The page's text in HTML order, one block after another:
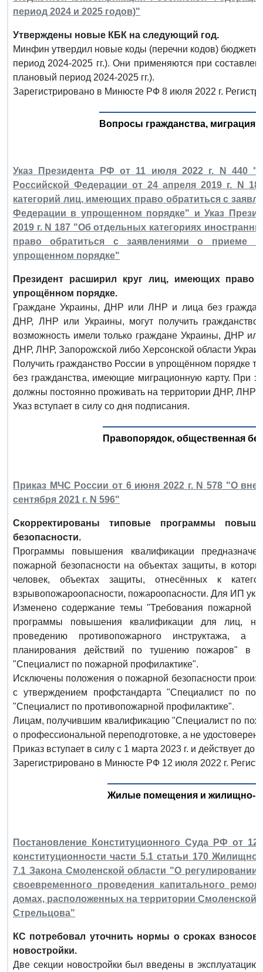
период 2024 и 2025 годов)"
Утверждены новые КБК на следующий год.
Минфин утвердил новые коды (перечни кодов)
период 2024-2025 гг.). Они применяются при
плановый период 2024-2025 гг.).
Зарегистрировано в Минюсте РФ 8 июля 2022 г.
Вопросы гражданства,
Указ Президента РФ от 11 июля 2022 г. N 440
Российской Федерации от 24 апреля 2019 г. N
категорий лиц, имеющих право обратиться с
Федерации в упрощенном порядке" и Указ
2019 г. N 187 "Об отдельных категориях
право обратиться с заявлениями о приеме
упрощенном порядке"
Президент расширил круг лиц, имеющих право
упрощённом порядке.
Граждане Украины, ДНР или ЛНР и лица без
ДНР, ЛНР или Украины, могут получить
возможность имели только граждане Украины, ДНР
ДНР, ЛНР, Запорожской либо Херсонской области
Получить гражданство России в упрощённом порядке
без гражданства, имеющие миграционную карту. При
должны постоянно проживать на территории ДНР, ЛНР
Указ вступает в силу со дня подписания.
Правопорядок, общественная
Приказ МЧС России от 6 июня 2022 г. N 578 "О
сентября 2021 г. N 596"
Скорректированы типовые программы
безопасности.
Программы повышения квалификации
пожарной безопасности на объектах защиты, в
человек, объектах защиты, отнесённых к
взрывопожароопасности, пожароопасности. Для ИП
Изменено содержание темы "Требования пожарной
программы повышения квалификации для лиц,
проведению противопожарного инструктажа, а
планирования действий по тушению пожаров" в
"Специалист по пожарной профилактике".
Исключены положения о пожарной безопасности
с утверждением профстандарта "Специалист по
"Специалист по противопожарной профилактике".
Лицам, получившим квалификацию "Специалист по
о профессиональной переподготовке, а не
Приказ вступает в силу с 1 марта 2023 г. и действует до
Зарегистрировано в Минюсте РФ 12 июля 2022 г.
Жилые помещения и жилищно-
Постановление Конституционного Суда РФ от
конституционности части 5.1 статьи 170
7.1 Закона Смоленской области "О
своевременного проведения капитального
домах, расположенных на территории Смоленской
Стрельцова"
КС потребовал уточнить нормы о сроках
новостройки.
Две секции новостройки был введены в